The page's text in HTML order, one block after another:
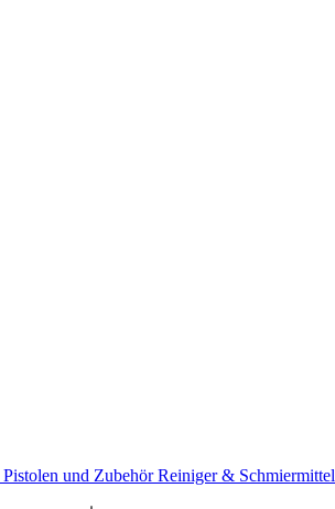
Pistolen und ZubehörReiniger & Schmiermittel